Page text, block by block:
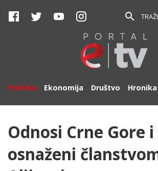
TRAŽI
Politika Ekonomija Društvo Hronika
Odnosi Crne Gore
osnaženi